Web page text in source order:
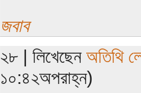
জবাব
২৮ | লিখেছেন অতিথি
১০:৪২অপরাহ্ন)